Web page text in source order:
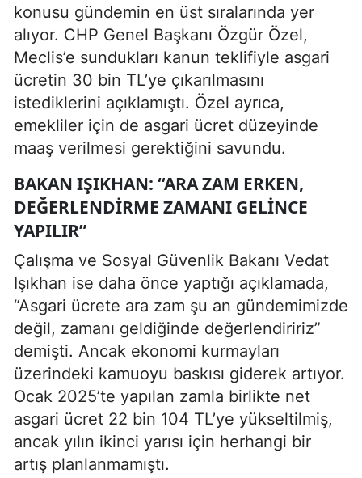
konusu gündemin en üst sıralarında yer
alıyor. CHP Genel Başkanı Özgür Özel,
Meclis’e sundukları kanun teklifiyle asgari
ücretin 30 bin TL’ye çıkarılmasını
istediklerini açıklamıştı. Özel ayrıca,
emekliler için de asgari ücret düzeyinde
maaş verilmesi gerektiğini savundu.
BAKAN IŞIKHAN: “ARA ZAM ERKEN,
DEĞERLENDIRME ZAMANI GELINCE
YAPILIR”
Çalışma ve Sosyal Güvenlik Bakanı Vedat
Işıkhan ise daha önce yaptığı açıklamada,
“Asgari ücrete ara zam şu an gündemimizde
değil, zamanı geldiğinde değerlendiririz”
demişti. Ancak ekonomi kurmayları
üzerindeki kamuoyu baskısı giderek artıyor.
Ocak 2025’te yapılan zamla birlikte net
asgari ücret 22 bin 104 TL’ye yükseltilmiş,
ancak yılın ikinci yarısı için herhangi bir
artış planlanmamıştı.